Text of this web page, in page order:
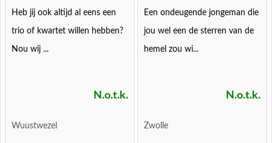
Heb jij ook altijd al eens een
trio of kwartet willen hebben?
Nou wij ...
N.o.t.k.
Wuustwezel
Een ondeugende jongeman die
jou wel een de sterren van de
hemel zou wi...
N.o.t.k.
Zwolle